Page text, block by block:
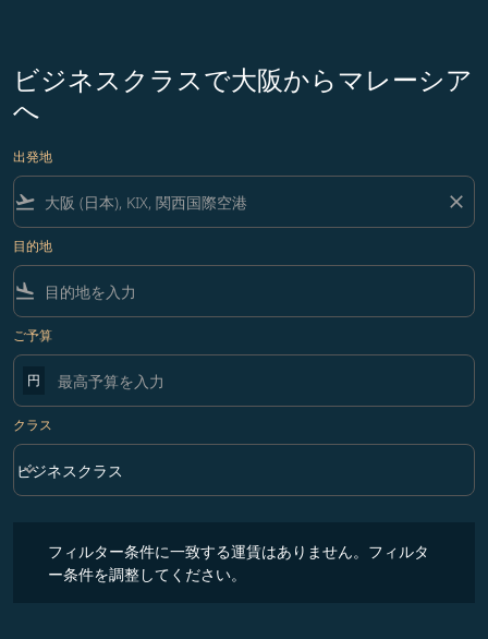
ビジネスクラスで大阪からマレーシア
へ
出発地
flight_takeoff close
目的地
flight_land
ご予算
円
クラス
クラス option ビジネスクラス Selected
ビジネスクラス
keyboard_arrow_down
フィルター条件に一致する運賃はありません。フィルタ
ー条件を調整してください。